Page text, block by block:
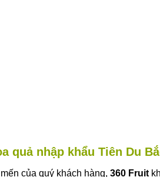
quả nhập khẩu Tiên Du
của quý khách hàng, 360 Fruit